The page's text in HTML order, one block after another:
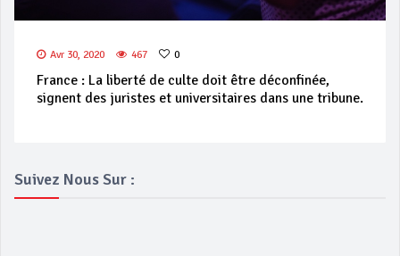
Avr 30, 2020 467 0
France : La liberté de culte doit être déconfinée,
signent des juristes et universitaires dans une tribune.
Suivez Nous Sur :